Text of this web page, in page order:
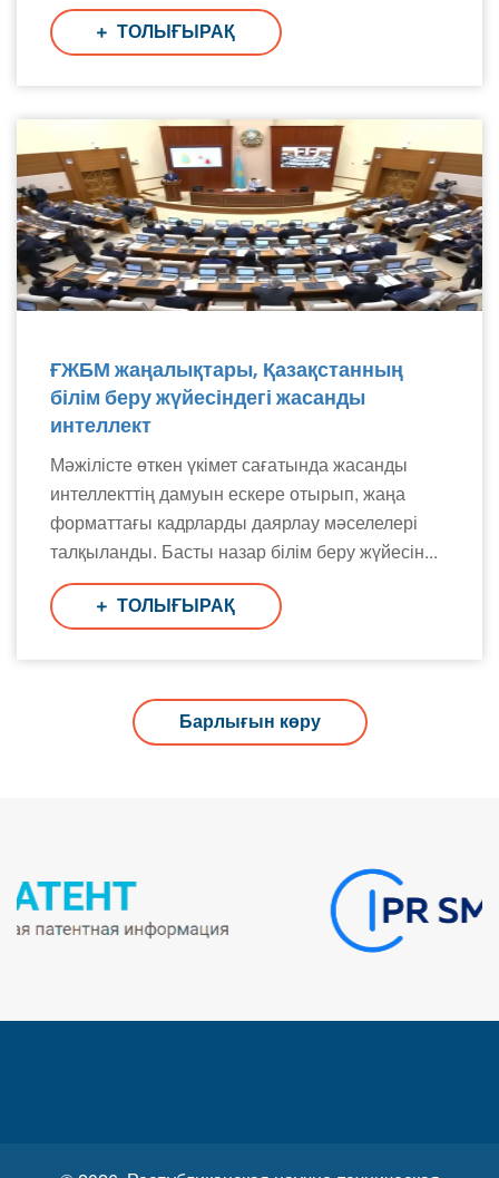
ТОЛЫҒЫРАҚ
ҒЖБМ жаңалықтары, Қазақстанның
білім беру жүйесіндегі жасанды
интеллект
Мәжілісте өткен үкімет сағатында жасанды
интеллекттің дамуын ескере отырып, жаңа
форматтағы кадрларды даярлау мәселелері
талқыланды. Басты назар білім беру жүйесін...
ТОЛЫҒЫРАҚ
Барлығын көру